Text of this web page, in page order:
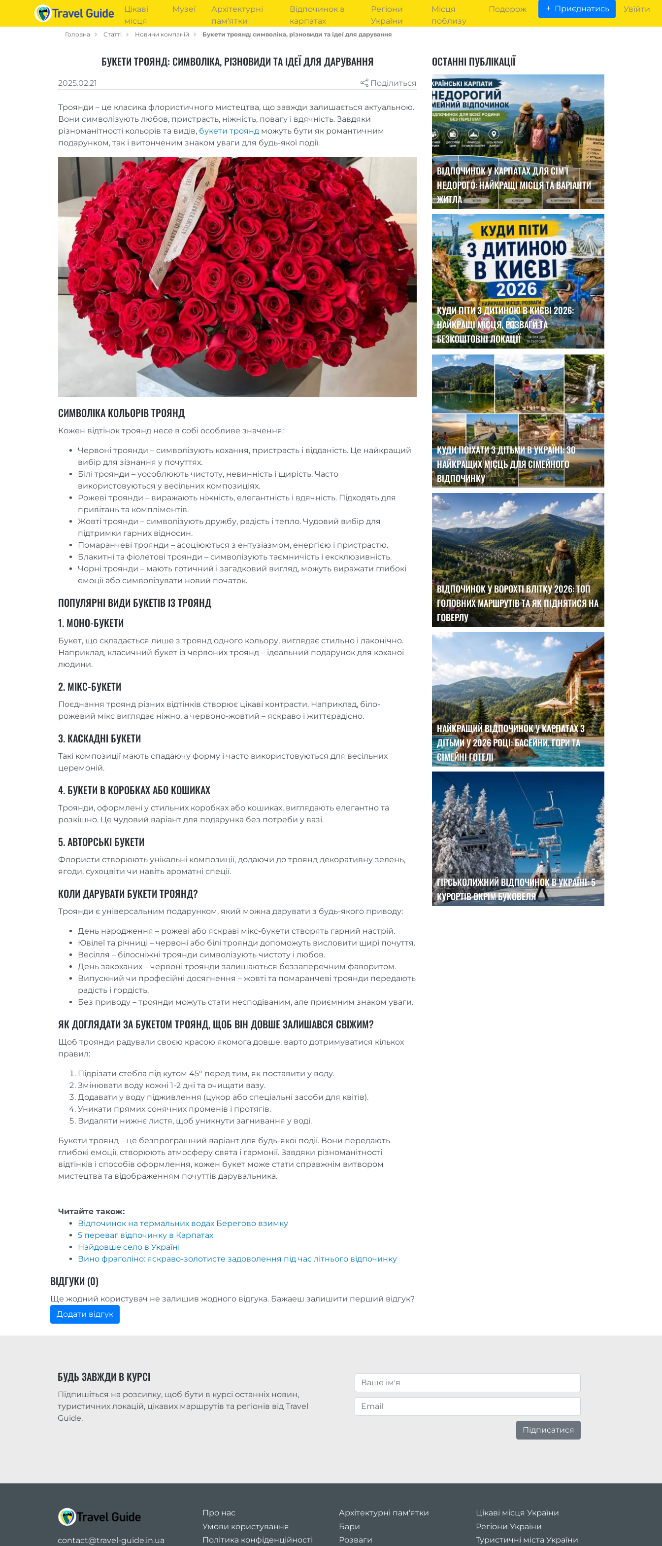
Цікаві
місця
Музеї
Архітектурні
пам'ятки
Відпочинок в
карпатах
Регіони
України
Місця
поблизу
Подорож Приєднатись Увійти
Головна Статті Новини компаній Букети троянд: символіка, різновиди та ідеї для дарування
БУКЕТИ ТРОЯНД: СИМВОЛІКА, РІЗНОВИДИ ТА ІДЕЇ ДЛЯ ДАРУВАННЯ
2025.02.21 Поділиться
Троянди – це класика флористичного мистецтва, що завжди залишається актуальною.
Вони символізують любов, пристрасть, ніжність, повагу і вдячність. Завдяки
різноманітності кольорів та видів, букети троянд можуть бути як романтичним
подарунком, так і витонченим знаком уваги для будь-якої події.
СИМВОЛІКА КОЛЬОРІВ ТРОЯНД
Кожен відтінок троянд несе в собі особливе значення:
Червоні троянди – символізують кохання, пристрасть і відданість. Це найкращий
вибір для зізнання у почуттях.
Білі троянди – уособлюють чистоту, невинність і щирість. Часто
використовуються у весільних композиціях.
Рожеві троянди – виражають ніжність, елегантність і вдячність. Підходять для
привітань та компліментів.
Жовті троянди – символізують дружбу, радість і тепло. Чудовий вибір для
підтримки гарних відносин.
Помаранчеві троянди – асоціюються з ентузіазмом, енергією і пристрастю.
Блакитні та фіолетові троянди – символізують таємничість і ексклюзивність.
Чорні троянди – мають готичний і загадковий вигляд, можуть виражати глибокі
емоції або символізувати новий початок.
ПОПУЛЯРНІ ВИДИ БУКЕТІВ ІЗ ТРОЯНД
1. МОНО-БУКЕТИ
Букет, що складається лише з троянд одного кольору, виглядає стильно і лаконічно.
Наприклад, класичний букет із червоних троянд – ідеальний подарунок для коханої
людини.
2. МІКС-БУКЕТИ
Поєднання троянд різних відтінків створює цікаві контрасти. Наприклад, біло-
рожевий мікс виглядає ніжно, а червоно-жовтий – яскраво і життєрадісно.
3. КАСКАДНІ БУКЕТИ
Такі композиції мають спадаючу форму і часто використовуються для весільних
церемоній.
4. БУКЕТИ В КОРОБКАХ АБО КОШИКАХ
Троянди, оформлені у стильних коробках або кошиках, виглядають елегантно та
розкішно. Це чудовий варіант для подарунка без потреби у вазі.
5. АВТОРСЬКІ БУКЕТИ
Флористи створюють унікальні композиції, додаючи до троянд декоративну зелень,
ягоди, сухоцвіти чи навіть ароматні спеції.
КОЛИ ДАРУВАТИ БУКЕТИ ТРОЯНД?
Троянди є універсальним подарунком, який можна дарувати з будь-якого приводу:
День народження – рожеві або яскраві мікс-букети створять гарний настрій.
Ювілеї та річниці – червоні або білі троянди допоможуть висловити щирі почуття.
Весілля – білосніжні троянди символізують чистоту і любов.
День закоханих – червоні троянди залишаються беззаперечним фаворитом.
Випускний чи професійні досягнення – жовті та помаранчеві троянди передають
радість і гордість.
Без приводу – троянди можуть стати несподіваним, але приємним знаком уваги.
ЯК ДОГЛЯДАТИ ЗА БУКЕТОМ ТРОЯНД, ЩОБ ВІН ДОВШЕ ЗАЛИШАВСЯ СВІЖИМ?
Щоб троянди радували своєю красою якомога довше, варто дотримуватися кількох
правил:
Підрізати стебла під кутом 45° перед тим, як поставити у воду.
Змінювати воду кожні 1-2 дні та очищати вазу.
Додавати у воду підживлення (цукор або спеціальні засоби для квітів).
Уникати прямих сонячних променів і протягів.
Видаляти нижнє листя, щоб уникнути загнивання у воді.
Букети троянд – це безпрограшний варіант для будь-якої події. Вони передають
глибокі емоції, створюють атмосферу свята і гармонії. Завдяки різноманітності
відтінків і способів оформлення, кожен букет може стати справжнім витвором
мистецтва та відображенням почуттів дарувальника.
Читайте також:
Відпочинок на термальних водах Берегово взимку
5 переваг відпочинку в Карпатах
Найдовше село в Україні
Вино фраголіно: яскраво-золотисте задоволення під час літнього відпочинку
ВІДГУКИ (0)
Ще жодний користувач не залишив жодного відгука. Бажаеш залишити перший відгук?
Додати відгук
ОСТАННІ ПУБЛІКАЦІЇ
ВІДПОЧИНОК У КАРПАТАХ ДЛЯ СІМ’Ї
НЕДОРОГО: НАЙКРАЩІ МІСЦЯ ТА ВАРІАНТИ
ЖИТЛА
КУДИ ПІТИ З ДИТИНОЮ В КИЄВІ 2026:
НАЙКРАЩІ МІСЦЯ, РОЗВАГИ ТА
БЕЗКОШТОВНІ ЛОКАЦІЇ
КУДИ ПОЇХАТИ З ДІТЬМИ В УКРАЇНІ: 30
НАЙКРАЩИХ МІСЦЬ ДЛЯ СІМЕЙНОГО
ВІДПОЧИНКУ
ВІДПОЧИНОК У ВОРОХТІ ВЛІТКУ 2026: ТОП
ГОЛОВНИХ МАРШРУТІВ ТА ЯК ПІДНЯТИСЯ НА
ГОВЕРЛУ
НАЙКРАЩИЙ ВІДПОЧИНОК У КАРПАТАХ З
ДІТЬМИ У 2026 РОЦІ: БАСЕЙНИ, ГОРИ ТА
СІМЕЙНІ ГОТЕЛІ
ГІРСЬКОЛИЖНИЙ ВІДПОЧИНОК В УКРАЇНІ: 5
КУРОРТІВ ОКРІМ БУКОВЕЛЯ
БУДЬ ЗАВЖДИ В КУРСІ
Підпишіться на розсилку, щоб бути в курсі останніх новин,
туристичних локацій, цікавих маршрутів та регіонів від Travel
Guide.
Підписатися
contact@travel-guide.in.ua
Про нас
Умови користування
Політика конфіденційності
Архітектурні пам'ятки
Бари
Розваги
Цікаві місця України
Регіони України
Туристичні міста України